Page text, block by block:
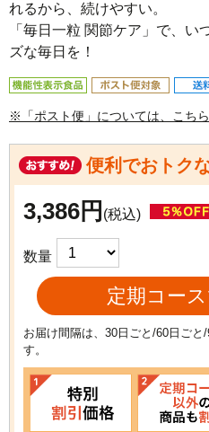
れるから、続けやすい。
「毎日一粒 関節ケア」で、
ズな毎日を！
※「ポスト便」については、こちら
便利でおトク
3,386円 (税込)
数量
定期コー
お届け間隔は、30日ごと/60日ごと
す。